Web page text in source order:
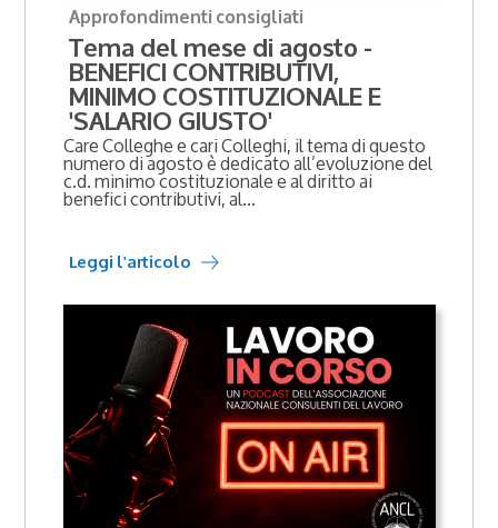
Approfondimenti consigliati
Tema del mese di agosto -
BENEFICI CONTRIBUTIVI,
MINIMO COSTITUZIONALE E
'SALARIO GIUSTO'
Care Colleghe e cari Colleghi, il tema di questo
numero di agosto è dedicato all’evoluzione del
c.d. minimo costituzionale e al diritto ai
benefici contributivi, al...
Leggi l'articolo